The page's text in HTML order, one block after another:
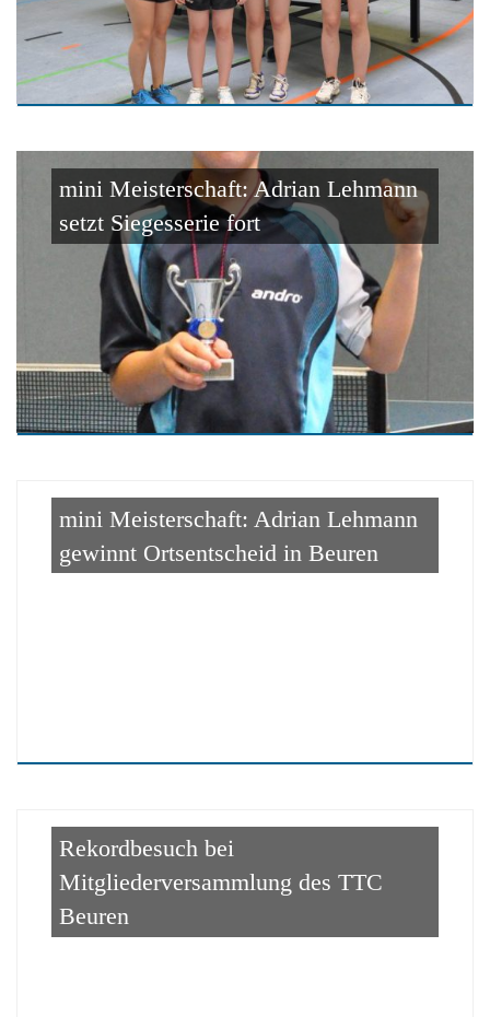
mini Meisterschaft: Adrian Lehmann
setzt Siegesserie fort
mini Meisterschaft: Adrian Lehmann
gewinnt Ortsentscheid in Beuren
Rekordbesuch bei
Mitgliederversammlung des TTC
Beuren